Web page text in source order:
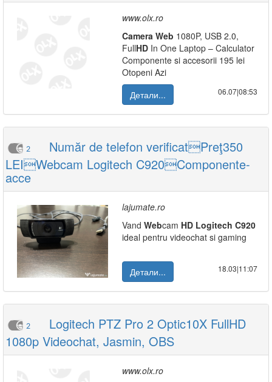
www.olx.ro
Camera Web 1080P, USB 2.0,
FullHD In One Laptop – Calculator
Componente si accesorii 195 lei
Otopeni Azi
Детали...
06.07|08:53
2
Număr de telefon verificatPreţ350
LEIWebcam Logitech C920Componente-
acce
lajumate.ro
Vand Webcam HD Logitech C920
ideal pentru videochat si gaming
Детали... 18.03|11:07
2
Logitech PTZ Pro 2 Optic10X FullHD
1080p Videochat, Jasmin, OBS
www.olx.ro